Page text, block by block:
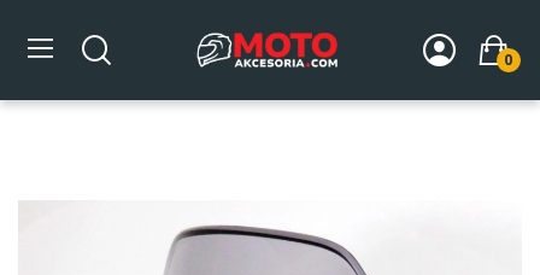
0
Strona główna DLA MOTOCYKLA Szyby
Deflektory